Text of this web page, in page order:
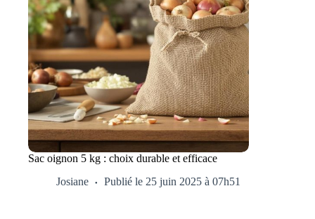
Sac oignon 5 kg : choix durable et efficace
Josiane
Publié le 25 juin 2025 à 07h51